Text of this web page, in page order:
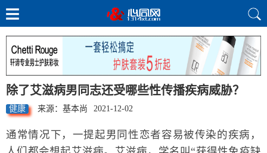
除了艾滋病男同志还受哪些性传播疾病威胁？
健康 来源：基本尚 2021-12-02
通常情况下，一提起男同性恋者容易被传染的疾病，